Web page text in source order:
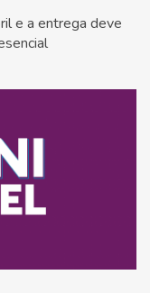
e a entrega deve